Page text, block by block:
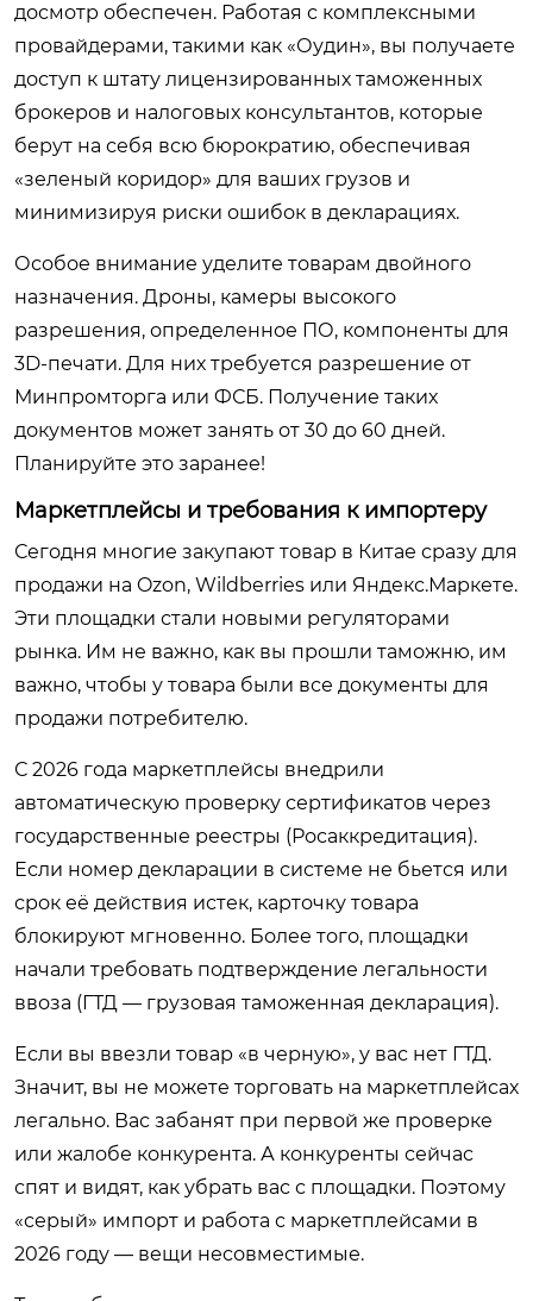
досмотр обеспечен. Работая с комплексными
провайдерами, такими как «Оудин», вы получаете
доступ к штату лицензированных таможенных
брокеров и налоговых консультантов, которые
берут на себя всю бюрократию, обеспечивая
«зеленый коридор» для ваших грузов и
минимизируя риски ошибок в декларациях.
Особое внимание уделите товарам двойного
назначения. Дроны, камеры высокого
разрешения, определенное ПО, компоненты для
3D-печати. Для них требуется разрешение от
Минпромторга или ФСБ. Получение таких
документов может занять от 30 до 60 дней.
Планируйте это заранее!
Маркетплейсы и требования к импортеру
Сегодня многие закупают товар в Китае сразу для
продажи на Ozon, Wildberries или Яндекс.Маркете.
Эти площадки стали новыми регуляторами
рынка. Им не важно, как вы прошли таможню, им
важно, чтобы у товара были все документы для
продажи потребителю.
С 2026 года маркетплейсы внедрили
автоматическую проверку сертификатов через
государственные реестры (Росаккредитация).
Если номер декларации в системе не бьется или
срок её действия истек, карточку товара
блокируют мгновенно. Более того, площадки
начали требовать подтверждение легальности
ввоза (ГТД — грузовая таможенная декларация).
Если вы ввезли товар «в черную», у вас нет ГТД.
Значит, вы не можете торговать на маркетплейсах
легально. Вас забанят при первой же проверке
или жалобе конкурента. А конкуренты сейчас
спят и видят, как убрать вас с площадки. Поэтому
«серый» импорт и работа с маркетплейсами в
2026 году — вещи несовместимые.